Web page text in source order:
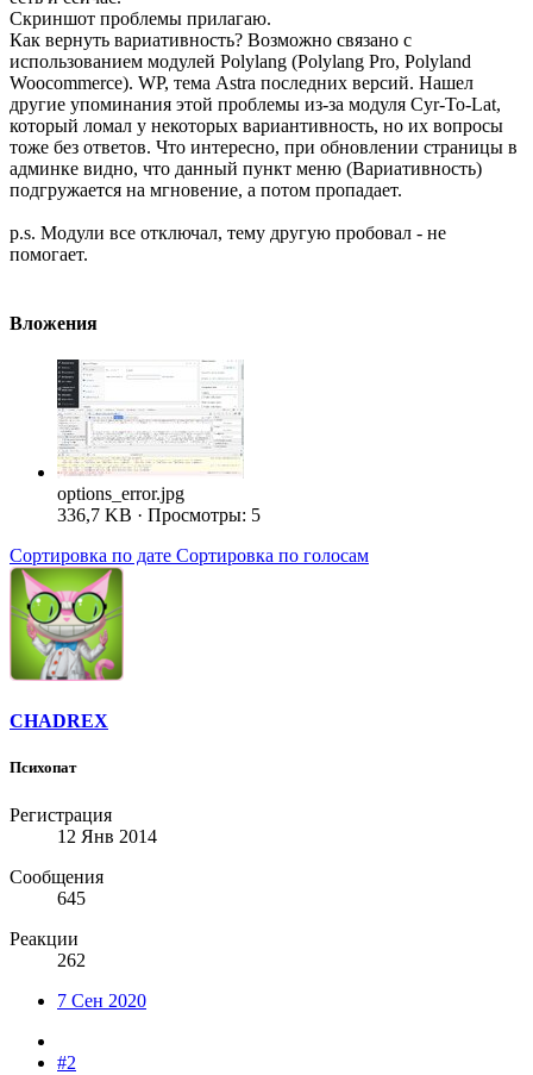
Скриншот проблемы прилагаю.
Как вернуть вариативность? Возможно связано с
использованием модулей Polylang (Polylang Pro, Polyland
Woocommerce). WP, тема Astra последних версий. Нашел
другие упоминания этой проблемы из-за модуля Cyr-To-Lat,
который ломал у некоторых вариантивность, но их вопросы
тоже без ответов. Что интересно, при обновлении страницы в
админке видно, что данный пункт меню (Вариативность)
подгружается на мгновение, а потом пропадает.
p.s. Модули все отключал, тему другую пробовал - не
помогает.
Вложения
options_error.jpg
336,7 KB · Просмотры: 5
Сортировка по дате Сортировка по голосам
CHADREX
Психопат
Регистрация
12 Янв 2014
Сообщения
645
Реакции
262
7 Сен 2020
#2